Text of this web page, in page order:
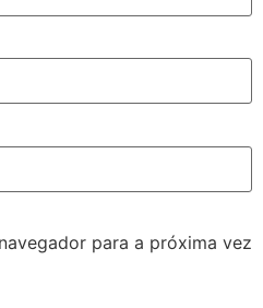
para a próxima vez